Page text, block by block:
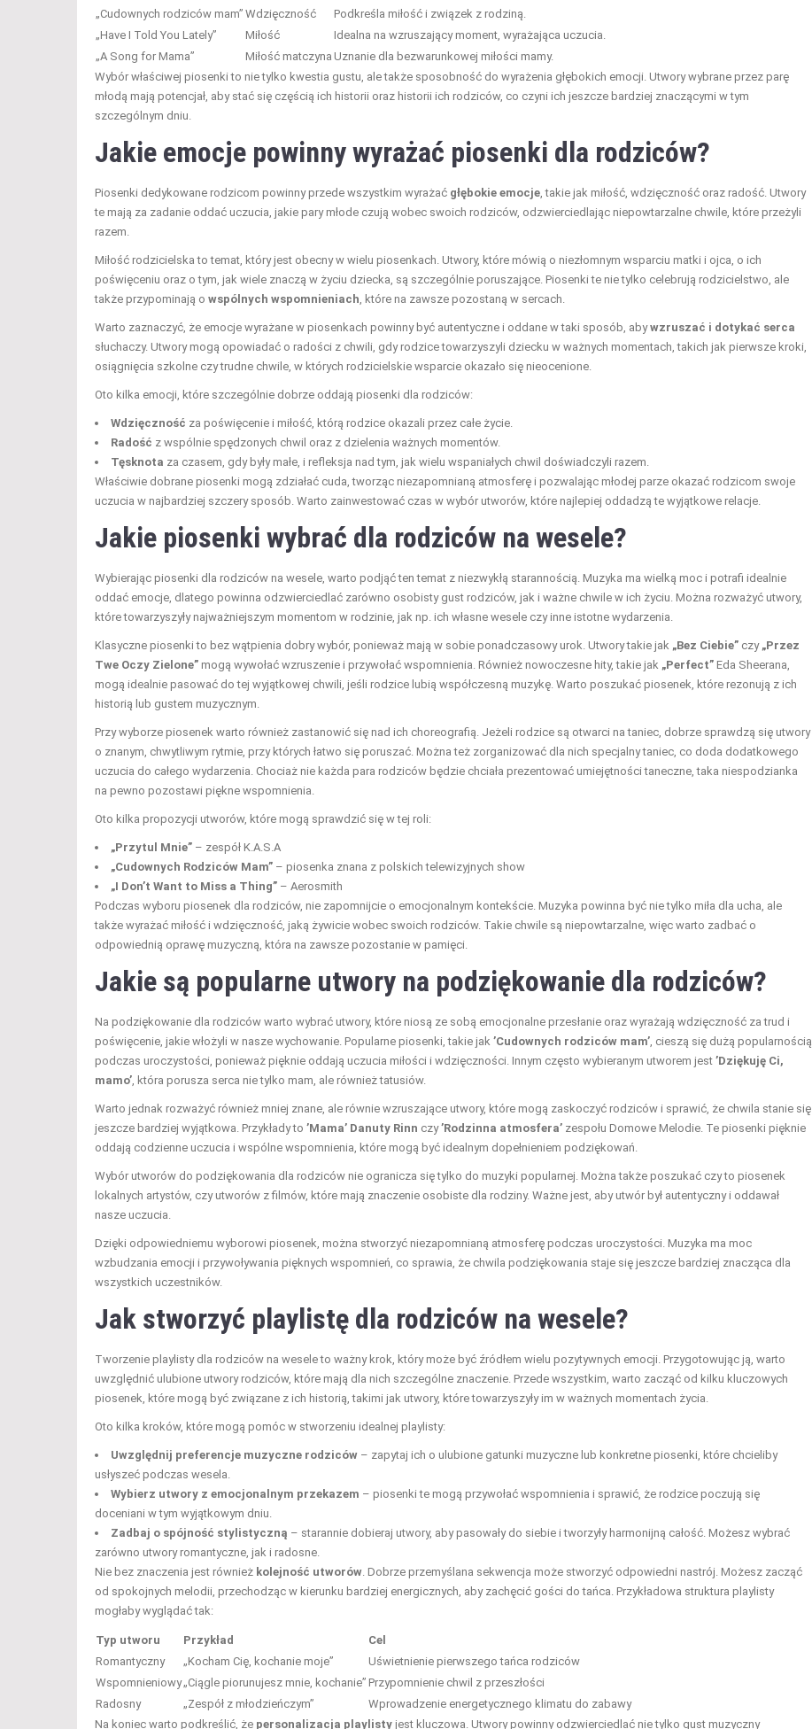
„Cudownych rodziców mam” Wdzięczność
Podkreśla miłość i związek z rodziną.
„Have I Told You Lately”
Miłość
Idealna na wzruszający moment, wyrażająca uczucia.
„A Song for Mama”
Miłość matczyna Uznanie dla bezwarunkowej miłości mamy.
Wybór właściwej piosenki to nie tylko kwestia gustu, ale także sposobność do wyrażenia głębokich emocji. Utwory wybrane przez parę
młodą mają potencjał, aby stać się częścią ich historii oraz historii ich rodziców, co czyni ich jeszcze bardziej znaczącymi w tym
szczególnym dniu.
Jakie emocje powinny wyrażać piosenki dla rodziców?
Piosenki dedykowane rodzicom powinny przede wszystkim wyrażać głębokie emocje , takie jak miłość, wdzięczność oraz radość. Utwory
te mają za zadanie oddać uczucia, jakie pary młode czują wobec swoich rodziców, odzwierciedlając niepowtarzalne chwile, które przeżyli
razem.
Miłość rodzicielska to temat, który jest obecny w wielu piosenkach. Utwory, które mówią o niezłomnym wsparciu matki i ojca, o ich
poświęceniu oraz o tym, jak wiele znaczą w życiu dziecka, są szczególnie poruszające. Piosenki te nie tylko celebrują rodzicielstwo, ale
także przypominają o wspólnych wspomnieniach , które na zawsze pozostaną w sercach.
Warto zaznaczyć, że emocje wyrażane w piosenkach powinny być autentyczne i oddane w taki sposób, abywzruszać i dotykać serca
słuchaczy. Utwory mogą opowiadać o radości z chwili, gdy rodzice towarzyszyli dziecku w ważnych momentach, takich jak pierwsze kroki,
osiągnięcia szkolne czy trudne chwile, w których rodzicielskie wsparcie okazało się nieocenione.
Oto kilka emocji, które szczególnie dobrze oddają piosenki dla rodziców:
Wdzięczność za poświęcenie i miłość, którą rodzice okazali przez całe życie.
Radość z wspólnie spędzonych chwil oraz z dzielenia ważnych momentów.
Tęsknota za czasem, gdy były małe, i refleksja nad tym, jak wielu wspaniałych chwil doświadczyli razem.
Właściwie dobrane piosenki mogą zdziałać cuda, tworząc niezapomnianą atmosferę i pozwalając młodej parze okazać rodzicom swoje
uczucia w najbardziej szczery sposób. Warto zainwestować czas w wybór utworów, które najlepiej oddadzą te wyjątkowe relacje.
Jakie piosenki wybrać dla rodziców na wesele?
Wybierając piosenki dla rodziców na wesele, warto podjąć ten temat z niezwykłą starannością. Muzyka ma wielką moc i potrafi idealnie
oddać emocje, dlatego powinna odzwierciedlać zarówno osobisty gust rodziców, jak i ważne chwile w ich życiu. Można rozważyć utwory,
które towarzyszyły najważniejszym momentom w rodzinie, jak np. ich własne wesele czy inne istotne wydarzenia.
Klasyczne piosenki to bez wątpienia dobry wybór, ponieważ mają w sobie ponadczasowy urok. Utwory takie jak „Bez Ciebie” czy „Przez
Twe Oczy Zielone” mogą wywołać wzruszenie i przywołać wspomnienia. Również nowoczesne hity, takie jak „Perfect” Eda Sheerana,
mogą idealnie pasować do tej wyjątkowej chwili, jeśli rodzice lubią współczesną muzykę. Warto poszukać piosenek, które rezonują z ich
historią lub gustem muzycznym.
Przy wyborze piosenek warto również zastanowić się nad ich choreografią. Jeżeli rodzice są otwarci na taniec, dobrze sprawdzą się utwory
o znanym, chwytliwym rytmie, przy których łatwo się poruszać. Można też zorganizować dla nich specjalny taniec, co doda dodatkowego
uczucia do całego wydarzenia. Chociaż nie każda para rodziców będzie chciała prezentować umiejętności taneczne, taka niespodzianka
na pewno pozostawi piękne wspomnienia.
Oto kilka propozycji utworów, które mogą sprawdzić się w tej roli:
„Przytul Mnie” – zespół K.A.S.A
„Cudownych Rodziców Mam” – piosenka znana z polskich telewizyjnych show
„I Don’t Want to Miss a Thing” – Aerosmith
Podczas wyboru piosenek dla rodziców, nie zapomnijcie o emocjonalnym kontekście. Muzyka powinna być nie tylko miła dla ucha, ale
także wyrażać miłość i wdzięczność, jaką żywicie wobec swoich rodziców. Takie chwile są niepowtarzalne, więc warto zadbać o
odpowiednią oprawę muzyczną, która na zawsze pozostanie w pamięci.
Jakie są popularne utwory na podziękowanie dla rodziców?
Na podziękowanie dla rodziców warto wybrać utwory, które niosą ze sobą emocjonalne przesłanie oraz wyrażają wdzięczność za trud i
poświęcenie, jakie włożyli w nasze wychowanie. Popularne piosenki, takie jak ’Cudownych rodziców mam’ , cieszą się dużą popularnością
podczas uroczystości, ponieważ pięknie oddają uczucia miłości i wdzięczności. Innym często wybieranym utworem jest ’Dziękuję Ci,
mamo’ , która porusza serca nie tylko mam, ale również tatusiów.
Warto jednak rozważyć również mniej znane, ale równie wzruszające utwory, które mogą zaskoczyć rodziców i sprawić, że chwila stanie się
jeszcze bardziej wyjątkowa. Przykłady to ’Mama’ Danuty Rinn czy’Rodzinna atmosfera’ zespołu Domowe Melodie. Te piosenki pięknie
oddają codzienne uczucia i wspólne wspomnienia, które mogą być idealnym dopełnieniem podziękowań.
Wybór utworów do podziękowania dla rodziców nie ogranicza się tylko do muzyki popularnej. Można także poszukać czy to piosenek
lokalnych artystów, czy utworów z filmów, które mają znaczenie osobiste dla rodziny. Ważne jest, aby utwór był autentyczny i oddawał
nasze uczucia.
Dzięki odpowiedniemu wyborowi piosenek, można stworzyć niezapomnianą atmosferę podczas uroczystości. Muzyka ma moc
wzbudzania emocji i przywoływania pięknych wspomnień, co sprawia, że chwila podziękowania staje się jeszcze bardziej znacząca dla
wszystkich uczestników.
Jak stworzyć playlistę dla rodziców na wesele?
Tworzenie playlisty dla rodziców na wesele to ważny krok, który może być źródłem wielu pozytywnych emocji. Przygotowując ją, warto
uwzględnić ulubione utwory rodziców, które mają dla nich szczególne znaczenie. Przede wszystkim, warto zacząć od kilku kluczowych
piosenek, które mogą być związane z ich historią, takimi jak utwory, które towarzyszyły im w ważnych momentach życia.
Oto kilka kroków, które mogą pomóc w stworzeniu idealnej playlisty:
Uwzględnij preferencje muzyczne rodziców – zapytaj ich o ulubione gatunki muzyczne lub konkretne piosenki, które chcieliby
usłyszeć podczas wesela.
Wybierz utwory z emocjonalnym przekazem – piosenki te mogą przywołać wspomnienia i sprawić, że rodzice poczują się
doceniani w tym wyjątkowym dniu.
Zadbaj o spójność stylistyczną – starannie dobieraj utwory, aby pasowały do siebie i tworzyły harmonijną całość. Możesz wybrać
zarówno utwory romantyczne, jak i radosne.
Nie bez znaczenia jest również kolejność utworów . Dobrze przemyślana sekwencja może stworzyć odpowiedni nastrój. Możesz zacząć
od spokojnych melodii, przechodząc w kierunku bardziej energicznych, aby zachęcić gości do tańca. Przykładowa struktura playlisty
mogłaby wyglądać tak:
Typ utworu Przykład
Cel
Romantyczny
„Kocham Cię, kochanie moje”
Uświetnienie pierwszego tańca rodziców
Wspomnieniowy„Ciągle piorunujesz mnie, kochanie” Przypomnienie chwil z przeszłości
Radosny
„Zespół z młodzieńczym”
Wprowadzenie energetycznego klimatu do zabawy
Na koniec warto podkreślić, że personalizacja playlisty jest kluczowa. Utwory powinny odzwierciedlać nie tylko gust muzyczny